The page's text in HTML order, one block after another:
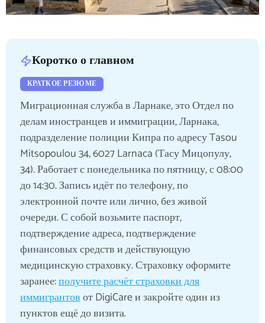
Коротко о главном
КРАТКОЕ РЕЗЮМЕ
Миграционная служба в Ларнаке, это Отдел по
делам иностранцев и иммиграции, Ларнака,
подразделение полиции Кипра по адресу Tasou
Mitsopoulou 34, 6027 Larnaca (Тасу Мицопулу,
34). Работает с понедельника по пятницу, с 08:00
до 14:30. Запись идёт по телефону, по
электронной почте или лично, без живой
очереди. С собой возьмите паспорт,
подтверждение адреса, подтверждение
финансовых средств и действующую
медицинскую страховку. Страховку оформите
заранее:получите расчёт страховки для
иммигрантовот DigiCare и закройте один из
пунктов ещё до визита.